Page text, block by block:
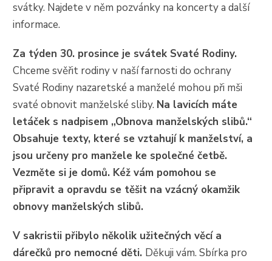
svátky. Najdete v něm pozvánky na koncerty a další
informace.
Za týden 30. prosince je svátek Svaté Rodiny.
Chceme svěřit rodiny v naší farnosti do ochrany
Svaté Rodiny nazaretské a manželé mohou při mši
svaté obnovit manželské sliby. Na lavicích máte
letáček s nadpisem „Obnova manželských slibů.“
Obsahuje texty, které se vztahují k manželství, a
jsou určeny pro manžele ke společné četbě.
Vezměte si je domů. Kéž vám pomohou se
připravit a opravdu se těšit na vzácný okamžik
obnovy manželských slibů.
V sakristii přibylo několik užitečných věcí a
dárečků pro nemocné děti. Děkuji vám. Sbírka pro